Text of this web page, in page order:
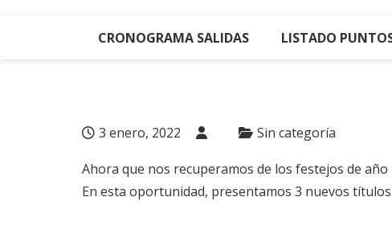
CRONOGRAMA SALIDAS LISTADO
3 enero, 2022 Sin categoría
Ahora que nos recuperamos de los festejos de
En esta oportunidad, presentamos 3 nuevos